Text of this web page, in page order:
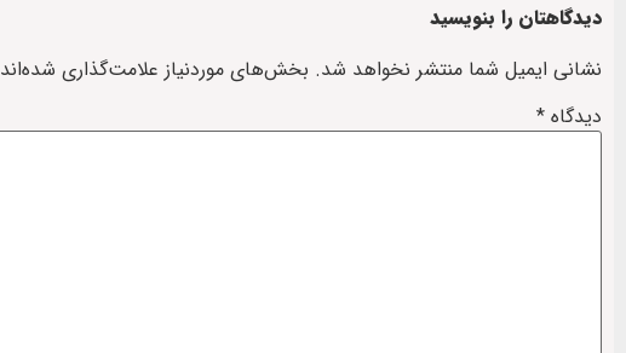
دیدگاهتان را بنویسید
نشانی ایمیل شما منتشر نخواهد شد. بخش‌های موردنیاز علامت‌گذاری شده‌اند
دیدگاه *